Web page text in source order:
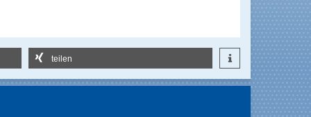
teilen